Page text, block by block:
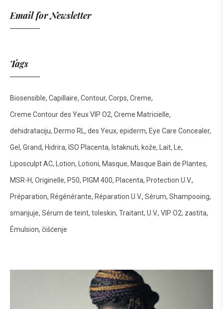
Email for Newsletter
Tags
Biosensible Capillaire Contour Corps Creme
Creme Contour des Yeux VIP O2 Creme Matricielle
dehidrataciju Dermo RL des Yeux epiderm Eye Care Concealer
Gel Grand Hidrira ISO Placenta Istaknuti kože Lait Le
Liposculpt AC Lotion Lotioni Masque Masque Bain de Plantes
MSR-H Originelle P50 PIGM 400 Placenta Protection U.V.
Préparation Régénérante Réparation U.V. Sérum Shampooing
smanjuje Sérum de teint toleskin Traitant U.V. VIP O2 zastita
Émulsion čišćenje